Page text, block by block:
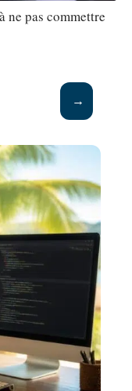
ne pas commettre